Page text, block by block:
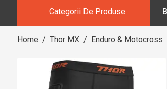
Categorii De Produse
Home / Thor MX / Enduro & Motocross